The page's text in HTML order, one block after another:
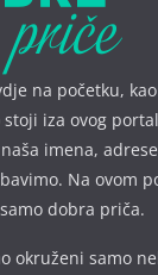
na početku,
iza ovog
imena, a
Na ovom
dobra priča.
okruženi samo